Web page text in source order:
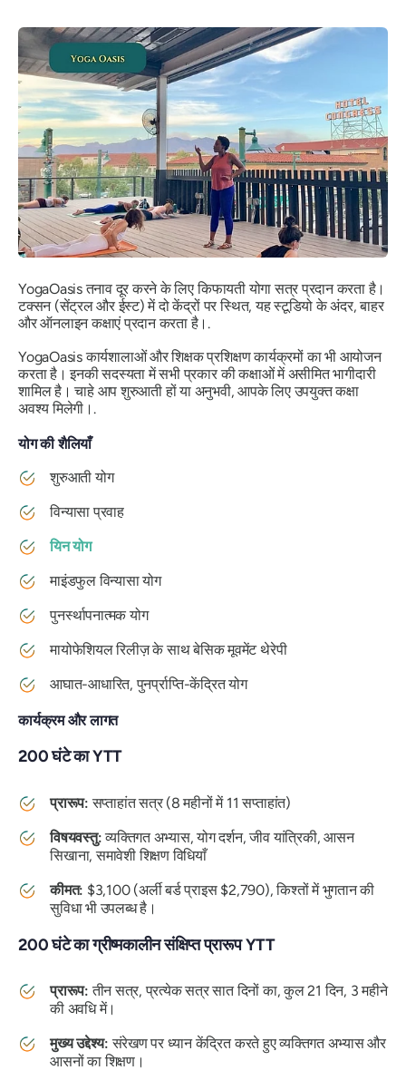
YogaOasis तनाव दूर करने के लिए किफायती योगा सत्र प्रदान करता है।
टक्सन (सेंट्रल और ईस्ट) में दो केंद्रों पर स्थित, यह स्टूडियो के अंदर, बाहर
और ऑनलाइन कक्षाएं प्रदान करता है।.
YogaOasis कार्यशालाओं और शिक्षक प्रशिक्षण कार्यक्रमों का भी आयोजन
करता है। इनकी सदस्यता में सभी प्रकार की कक्षाओं में असीमित भागीदारी
शामिल है। चाहे आप शुरुआती हों या अनुभवी, आपके लिए उपयुक्त कक्षा
अवश्य मिलेगी।.
योग की शैलियाँ
शुरुआती योग
विन्यासा प्रवाह
यिन योग
माइंडफुल विन्यासा योग
पुनर्स्थापनात्मक योग
मायोफेशियल रिलीज़ के साथ बेसिक मूवमेंट थेरेपी
आघात-आधारित, पुनर्प्राप्ति-केंद्रित योग
कार्यक्रम और लागत
200 घंटे का YTT
प्रारूप:सप्ताहांत सत्र (8 महीनों में 11 सप्ताहांत)
विषयवस्तु:व्यक्तिगत अभ्यास, योग दर्शन, जीव यांत्रिकी, आसन
सिखाना, समावेशी शिक्षण विधियाँ
कीमत: $3,100 (अर्ली बर्ड प्राइस $2,790), किश्तों में भुगतान की
सुविधा भी उपलब्ध है।
200 घंटे का ग्रीष्मकालीन संक्षिप्त प्रारूप YTT
प्रारूप:तीन सत्र, प्रत्येक सत्र सात दिनों का, कुल 21 दिन, 3 महीने
की अवधि में।
मुख्य उद्देश्य: संरेखण पर ध्यान केंद्रित करते हुए व्यक्तिगत अभ्यास और
आसनों का शिक्षण।